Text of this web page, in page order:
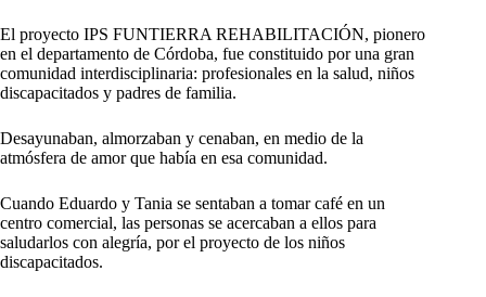
El proyecto IPS FUNTIERRA REHABILITACIÓN, pionero
en el departamento de Córdoba, fue constituido por una gran
comunidad interdisciplinaria: profesionales en la salud, niños
discapacitados y padres de familia.
Desayunaban, almorzaban y cenaban, en medio de la
atmósfera de amor que había en esa comunidad.
Cuando Eduardo y Tania se sentaban a tomar café en un
centro comercial, las personas se acercaban a ellos para
saludarlos con alegría, por el proyecto de los niños
discapacitados.